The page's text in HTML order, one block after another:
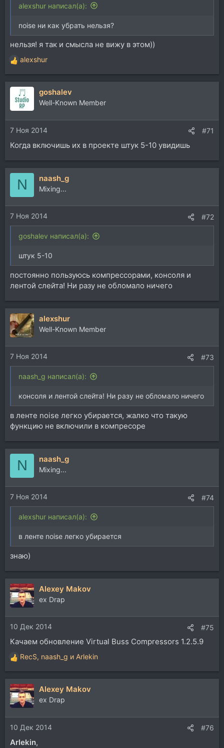
alexshur написал(а):
noise ни как убрать нельзя?
нельзя! я так и смысла не вижу в этом))
Р
е
а
и
и
:
alexshur
goshalev
Well-Known Member
7 Ноя 2014 #71
Когда включишь их в проекте штук 5-10 увидишь
N naash_g
Mixing...
7 Ноя 2014 #72
goshalev написал(а):
штук 5-10
постоянно пользуюсь компрессорами, консоля и
лентой слейта! Ни разу не обломало ничего
alexshur
Well-Known Member
7 Ноя 2014 #73
naash_g написал(а):
консоля и лентой слейта! Ни разу не обломало ничего
в ленте noise легко убирается, жалко что такую
функцию не включили в компресоре
N naash_g
Mixing...
7 Ноя 2014 #74
alexshur написал(а):
в ленте noise легко убирается
знаю)
Alexey Makov
ex Drap
10 Дек 2014 #75
Качаем обновление Virtual Buss Compressors 1.2.5.9
Р
е
а
к
ц
и
и
:
RecS, naash_g и Arlekin
Alexey Makov
ex Drap
10 Дек 2014 #76
Arlekin,